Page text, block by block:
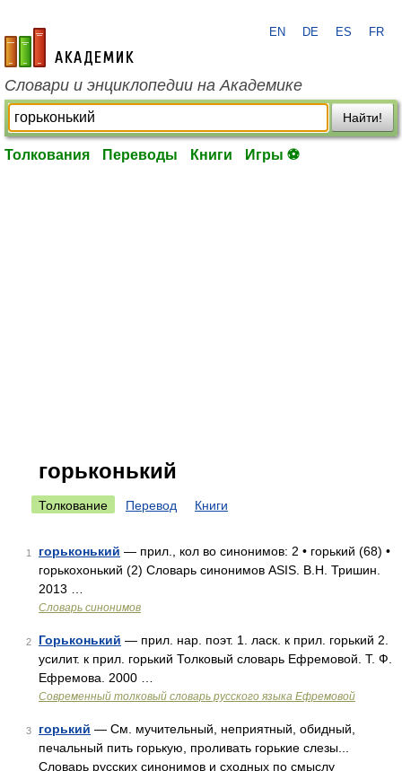
academic.ru
EN DE ES FR
Словари и энциклопедии на Академике
Найти!
Толкования Переводы Книги Игры ⚽
горьконький
Толкование Перевод Книги
1 горьконький — прил., кол во синонимов: 2 • горький (68) •
горькохонький (2) Словарь синонимов ASIS. В.Н. Тришин.
2013 …
Словарь синонимов
2 Горьконький — прил. нар. поэт. 1. ласк. к прил. горький 2.
усилит. к прил. горький Толковый словарь Ефремовой. Т. Ф.
Ефремова. 2000 …
Современный толковый словарь русского языка Ефремовой
3 горький — См. мучительный, неприятный, обидный,
печальный пить горькую, проливать горькие слезы...
Словарь русских синонимов и сходных по смыслу